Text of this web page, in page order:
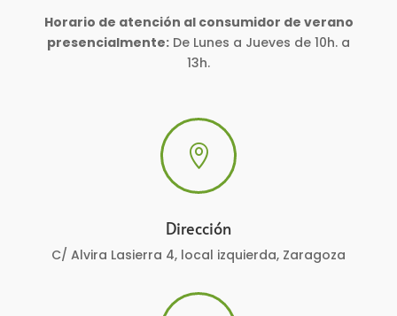
Horario de atención al consumidor de verano
presencialmente: De Lunes a Jueves de 10h. a
13h.

Dirección
C/ Alvira Lasierra 4, local izquierda, Zaragoza